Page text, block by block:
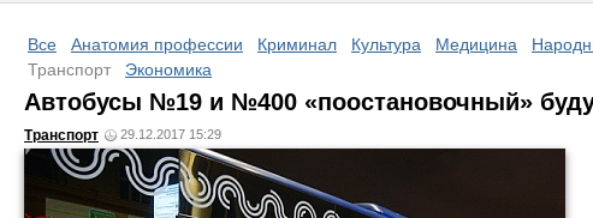
Все Анатомия профессии Криминал Культура Медицина
Транспорт
Экономика
Автобусы №19 и №400 «поостановочный»
Транспорт 29.12.2017 15:29